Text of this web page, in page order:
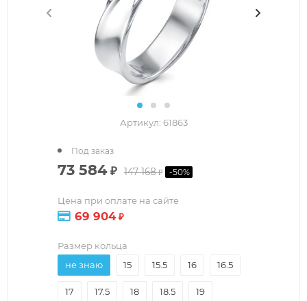
Артикул: 61863
73 584₽ 147 168₽ -50%
Цена при оплате на сайте
69 904₽
Под заказ
Размер кольца
не знаю
15 15.5 16 16.5
17 17.5 18 18.5 19